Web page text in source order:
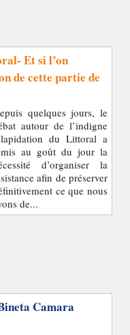
Et si l’on
de cette partie de
quelques jours, le
autour de l’indigne
du Littoral a
au goût du jour la
d’organiser la
afin de préserver
ce que nous
de...
Camara